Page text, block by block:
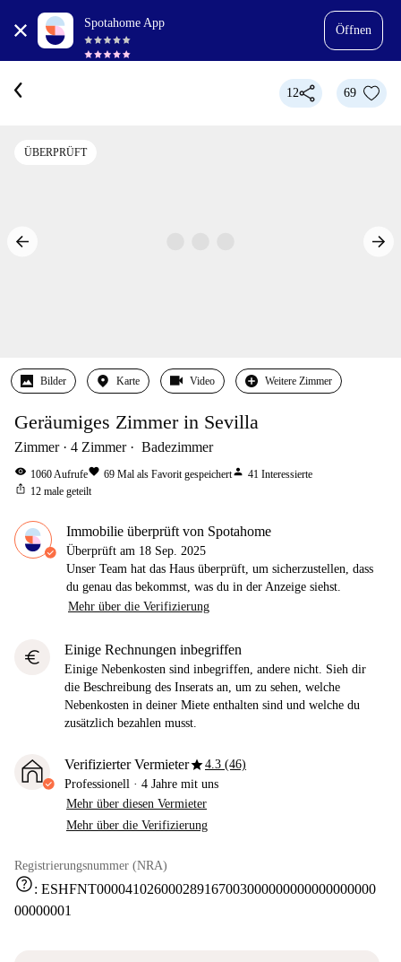
Spotahome App
Öffnen
12 69
ÜBERPRÜFT
Bilder Karte Video Weitere Zimmer
Geräumiges Zimmer in Sevilla
Zimmer 4 Zimmer Badezimmer
visibility 1060Aufrufefavorite 69 Mal als Favorit gespeichertperson 41 Interessierte
ios_share 12 male geteilt
Immobilie überprüft von Spotahome
Überprüft am 18 Sep. 2025
Unser Team hat das Haus überprüft, um sicherzustellen, dass
du genau das bekommst, was du in der Anzeige siehst.
Mehr über die Verifizierung
euro Einige Rechnungen inbegriffen
Einige Nebenkosten sind inbegriffen, andere nicht. Sieh dir
die Beschreibung des Inserats an, um zu sehen, welche
Nebenkosten in deiner Miete enthalten sind und welche du
zusätzlich bezahlen musst.
Verifizierter Vermieterstar4.3 (46)
Professionell · 4 Jahre mit uns
Mehr über diesen Vermieter
Mehr über die Verifizierung
Registrierungsnummer (NRA)
help: ESHFNT000041026000289167003000000000000000000
00000001